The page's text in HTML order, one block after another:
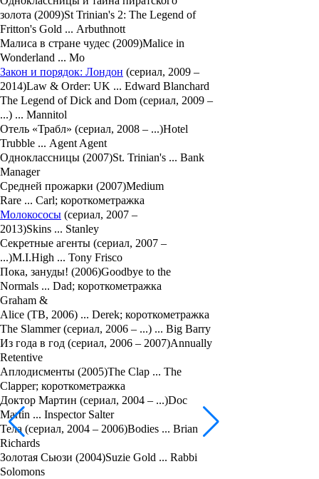
золота (2009)St Trinian's 2: The Legend of
Fritton's Gold ... Arbuthnott
Малиса в стране чудес (2009)Malice in
Wonderland ... Mo
Закон и порядок: Лондон (сериал, 2009 –
2014)Law & Order: UK ... Edward Blanchard
The Legend of Dick and Dom (сериал, 2009 –
...) ... Mannitol
Отель «Трабл» (сериал, 2008 – ...)Hotel
Trubble ... Agent Agent
Одноклассницы (2007)St. Trinian's ... Bank
Manager
Средней прожарки (2007)Medium
Rare ... Carl; короткометражка
Молокососы (сериал, 2007 –
2013)Skins ... Stanley
Секретные агенты (сериал, 2007 –
...)M.I.High ... Tony Frisco
Пока, зануды! (2006)Goodbye to the
Normals ... Dad; короткометражка
Graham &
Alice (ТВ, 2006) ... Derek; короткометражка
The Slammer (сериал, 2006 – ...) ... Big Barry
Из года в год (сериал, 2006 – 2007)Annually
Retentive
Аплодисменты (2005)The Clap ... The
Clapper; короткометражка
Доктор Мартин (сериал, 2004 – ...)Doc
Martin ... Inspector Salter
Тела (сериал, 2004 – 2006)Bodies ... Brian
Richards
Золотая Сьюзи (2004)Suzie Gold ... Rabbi
Solomons